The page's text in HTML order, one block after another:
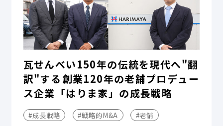
瓦せんべい150年の伝統を現代へ"翻
訳"する――創業120年の老舗プロデュー
ス企業「はりま家」の成長戦略
#成長戦略 #戦略的M&A #老舗